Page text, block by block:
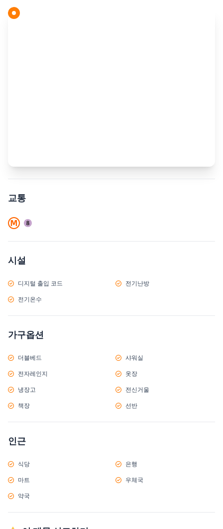
교통
시설
디지털 출입 코드 전기난방
전기온수
가구옵션
더블베드 샤워실
전자레인지 옷장
냉장고 전신거울
책장 선반
인근
식당 은행
마트 우체국
약국